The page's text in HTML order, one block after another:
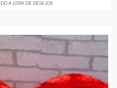
A LISTA DE DESEJOS